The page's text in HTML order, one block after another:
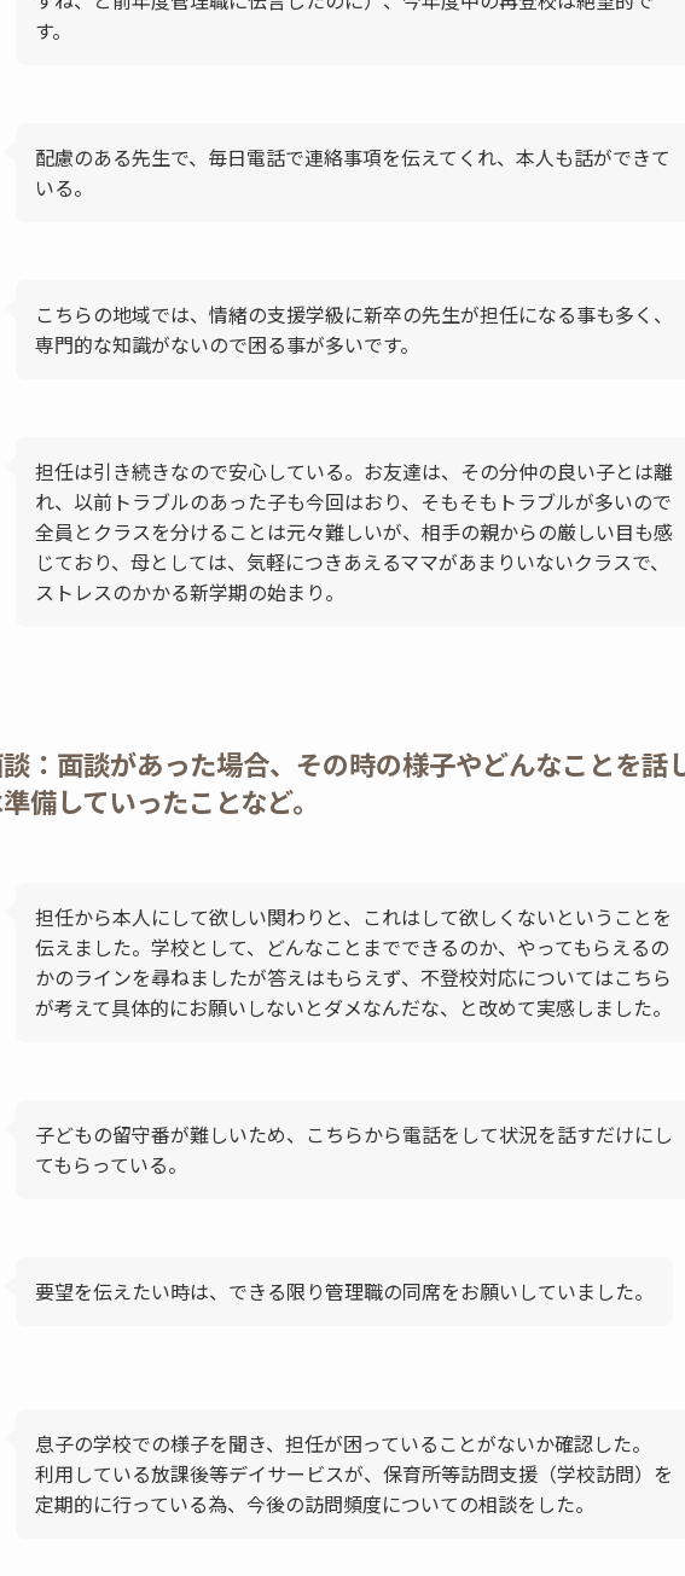
す。
配慮のある先生で、毎日電話で連絡事項を伝えてくれ、本人も話ができて
いる。
こちらの地域では、情緒の支援学級に新卒の先生が担任になる事も多く、
専門的な知識がないので困る事が多いです。
担任は引き続きなので安心している。お友達は、その分仲の良い子とは離
れ、以前トラブルのあった子も今回はおり、そもそもトラブルが多いので
全員とクラスを分けることは元々難しいが、相手の親からの厳しい目も感
じており、母としては、気軽につきあえるママがあまりいないクラスで、
ストレスのかかる新学期の始まり。
：面談があった場合、その時の様子やどんなことを話
備していったことなど。
担任から本人にして欲しい関わりと、これはして欲しくないということを
伝えました。学校として、どんなことまでできるのか、やってもらえるの
かのラインを尋ねましたが答えはもらえず、不登校対応についてはこちら
が考えて具体的にお願いしないとダメなんだな、と改めて実感しました。
子どもの留守番が難しいため、こちらから電話をして状況を話すだけにし
てもらっている。
要望を伝えたい時は、できる限り管理職の同席をお願いしていました。
息子の学校での様子を聞き、担任が困っていることがないか確認した。
利用している放課後等デイサービスが、保育所等訪問支援（学校訪問）を
定期的に行っている為、今後の訪問頻度についての相談をした。